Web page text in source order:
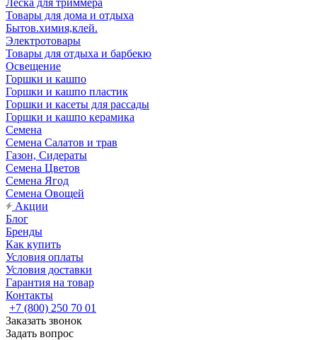
Леска для триммера
Товары для дома и отдыха
Бытов.химия,клей.
Электротовары
Товары для отдыха и барбекю
Освещение
Горшки и кашпо
Горшки и кашпо пластик
Горшки и касеты для рассады
Горшки и кашпо керамика
Семена
Семена Салатов и трав
Газон, Сидераты
Семена Цветов
Семена Ягод
Семена Овощей
Акции
Блог
Бренды
Как купить
Условия оплаты
Условия доставки
Гарантия на товар
Контакты
+7 (800) 250 70 01
Заказать звонок
Задать вопрос